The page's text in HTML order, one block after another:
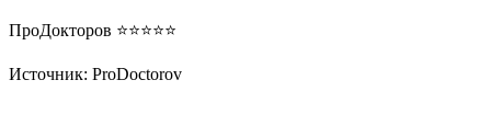
ПроДокторов ⭐️⭐️⭐️⭐️⭐️
Источник: ProDoctorov